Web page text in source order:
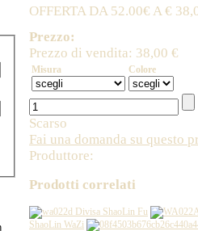
OFFERTA DA 52.00€ A €
Prezzo:
Prezzo di vendita: 38,00 €
Misura Colore
Scarso
Fai una domanda su questo
Produttore:
Prodotti correlati
Divisa ShaoLin Fu
ShaoLin WaZi